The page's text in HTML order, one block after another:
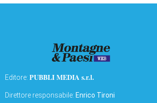
Editore: PUBBLI MEDIA s.r.l.
Direttore responsabile: Enrico Tironi